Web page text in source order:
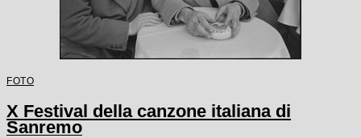
FOTO
X Festival della canzone italiana di
Sanremo